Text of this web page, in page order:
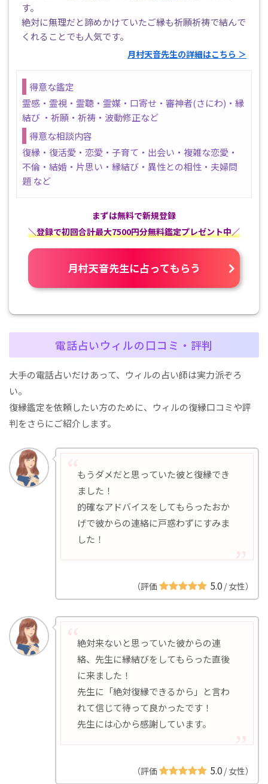
す。
絶対に無理だと諦めかけていたご縁も祈願祈祷で結んで
くれることでも人気です。
月村天音先生の詳細はこちら ＞
得意な鑑定
霊感・霊視・霊聴・霊媒・口寄せ・審神者(さにわ)・縁
結び ・祈願・祈祷・波動修正など
得意な相談内容
復縁・復活愛・恋愛・子育て・出会い・複雑な恋愛・
不倫・結婚・片思い・縁結び・異性との相性・夫婦問
題 など
まずは無料で新規登録
＼登録で初回合計最大7500円分無料鑑定プレゼント中／
月村天音先生に占ってもらう
電話占いウィルの口コミ・評判
大手の電話占いだけあって、ウィルの占い師は実力派ぞろ
い。
復縁鑑定を依頼したい方のために、ウィルの復縁口コミや評
判をさらにご紹介します。
もうダメだと思っていた彼と復縁でき
ました！
的確なアドバイスをしてもらったおか
げで彼からの連絡に戸惑わずにすみま
した！
（評価 5.0 / 女性）
絶対来ないと思っていた彼からの連
絡、先生に縁結びをしてもらった直後
に来ました！
先生に「絶対復縁できるから」と言わ
れて信じて待って良かったです！
先生には心から感謝しています。
（評価 5.0 / 女性）